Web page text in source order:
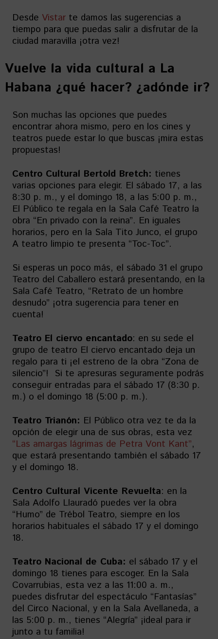
Desde Vistar te damos las sugerencias a
tiempo para que puedas salir a disfrutar de la
ciudad maravilla ¡otra vez!
Vuelve la vida cultural a La
Habana ¿qué hacer? ¿adónde ir?
Son muchas las opciones que puedes
encontrar ahora mismo, pero en los cines y
teatros puede estar lo que buscas ¡mira estas
propuestas!
Centro Cultural Bertold Bretch: tienes
varias opciones para elegir. El sábado 17, a las
8:30 p. m., y el domingo 18, a las 5:00 p. m.,
El Público te regala en la Sala Café Teatro la
obra “En privado con la reina”. En iguales
horarios, pero en la Sala Tito Junco, el grupo
A teatro limpio te presenta “Toc-Toc”.
Si esperas un poco más, el sábado 31 el grupo
Teatro del Caballero estará presentando, en la
Sala Café Teatro, “Retrato de un hombre
desnudo” ¡otra sugerencia para tener en
cuenta!
Teatro El ciervo encantado: en su sede el
grupo de teatro El ciervo encantado deja un
regalo para ti ¡el estreno de la obra “Zona de
silencio”! Si te apresuras seguramente podrás
conseguir entradas para el sábado 17 (8:30 p.
m.) o el domingo 18 (5:00 p. m.).
Teatro Trianón: El Público otra vez te da la
opción de elegir una de sus obras, esta vez
“Las amargas lágrimas de Petra Vont Kant”,
que estará presentando también el sábado 17
y el domingo 18.
Centro Cultural Vicente Revuelta: en la
Sala Adolfo Llauradó puedes ver la obra
“Humo” de Trébol Teatro, siempre en los
horarios habituales el sábado 17 y el domingo
18.
Teatro Nacional de Cuba: el sábado 17 y el
domingo 18 tienes para escoger. En la Sala
Covarrubias, esta vez a las 11:00 a. m.,
puedes disfrutar del espectáculo “Fantasías”
del Circo Nacional, y en la Sala Avellaneda, a
las 5:00 p. m., tienes “Alegría” ¡ideal para ir
junto a tu familia!